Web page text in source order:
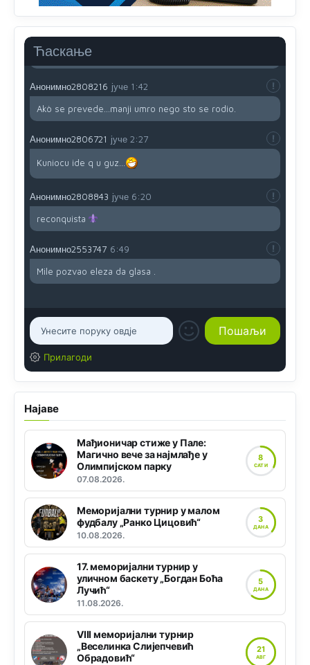
Ћаскање
dobro i da se što bolje opreme
i mi tebi želimo dug život i tešku bolest
Анонимно2808216 јуче 1:42
Akò se prevede...manji umro nego sto se rodio.
Анонимно2806721 јуче 2:27
Kuniocu ide q u guz...
Анонимно2808843 јуче 6:20
reconquista
Анонимно2553747 6:49
Mile pozvao eleza da glasa .
Прилагоди
Најаве
Мађионичар стиже у Пале:
Магично вече за најмлађе у
Олимпијском парку
07.08.2026.
8
САТИ
Меморијални турнир у малом
фудбалу „Ранко Цицовић“
10.08.2026.
3
ДАНА
17. меморијални турнир у
уличном баскету „Богдан Боћа
Лучић“
11.08.2026.
5
ДАНА
VIII меморијални турнир
„Веселинка Слијепчевић
Обрадовић“
21
АВГ